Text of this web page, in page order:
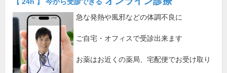
急な発熱や風邪などの体調不良に
ご自宅・オフィスで受診出来ます
お薬はお近くの薬局、宅配便でお受け取り